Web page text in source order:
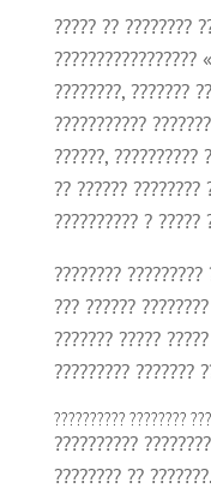
????? ?? ????????
?????????????????
????????, ???????
???????????
??????, ??????????
?? ?????? ????????
?????????? ? ?????
????????
??? ??????
??????? ?????
????????? ???????
?????????? ????????
??????????
???????? ??